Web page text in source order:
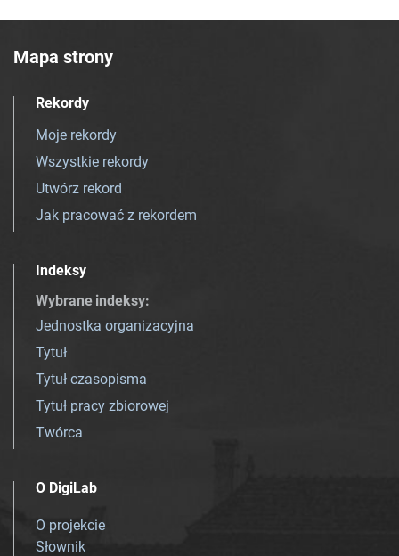
Mapa strony
Rekordy
Moje rekordy
Wszystkie rekordy
Utwórz rekord
Jak pracować z rekordem
Indeksy
Wybrane indeksy:
Jednostka organizacyjna
Tytuł
Tytuł czasopisma
Tytuł pracy zbiorowej
Twórca
O DigiLab
O projekcie
Słownik